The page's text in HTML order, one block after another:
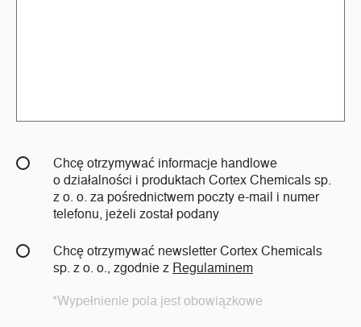
Chcę otrzymywać informacje handlowe
o działalności i produktach Cortex Chemicals sp.
z o. o. za pośrednictwem poczty e-mail i numer
telefonu, jeżeli został podany
Chcę otrzymywać newsletter Cortex Chemicals
sp. z o. o., zgodnie z Regulaminem
*Wypełnienie pola jest obowiązkowe